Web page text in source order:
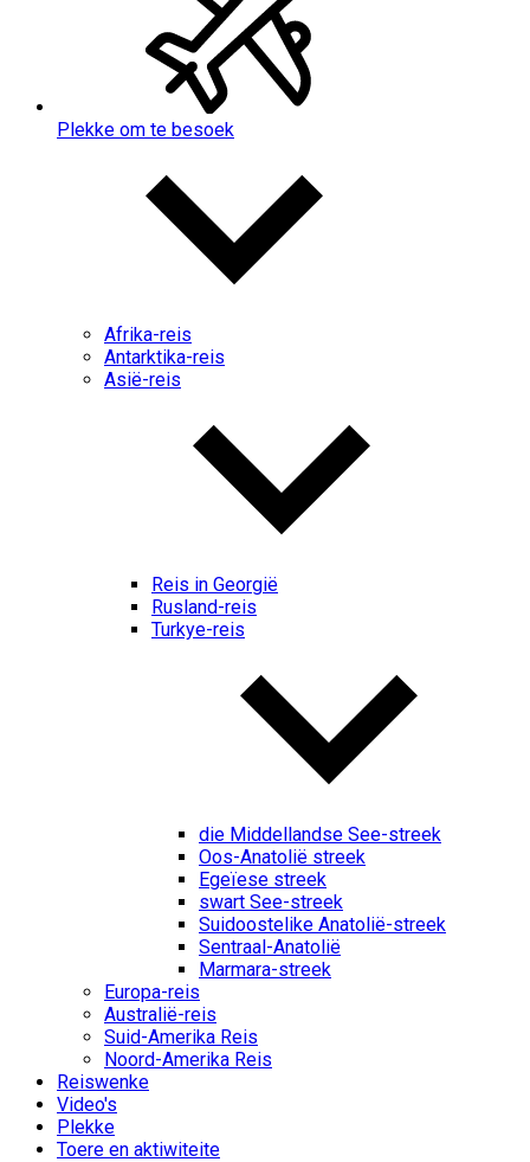
Plekke om te besoek
Afrika-reis
Antarktika-reis
Asië-reis
Reis in Georgië
Rusland-reis
Turkye-reis
die Middellandse See-streek
Oos-Anatolië streek
Egeïese streek
swart See-streek
Suidoostelike Anatolië-streek
Sentraal-Anatolië
Marmara-streek
Europa-reis
Australië-reis
Suid-Amerika Reis
Noord-Amerika Reis
Reiswenke
Video's
Plekke
Toere en aktiwiteite